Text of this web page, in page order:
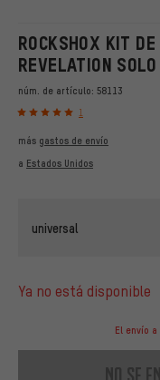
ROCKSHOX KIT
REVELATION
núm. de artículo: 58113
1
más gastos de envío
a Estados Unidos
universal
ya no está disponible
El envío